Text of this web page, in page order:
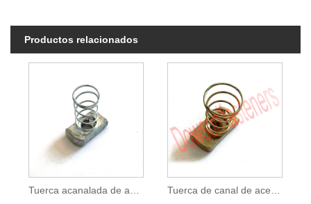
Productos relacionados